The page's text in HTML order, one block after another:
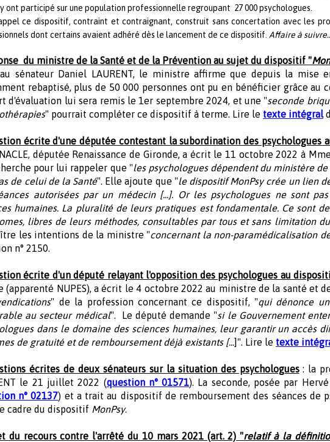
ont participé sur une population professionnelle regroupant 27 000 psychologues.
ce dispositif, contraint et contraignant, construit sans concertation avec les
dont certains avaient adhéré dès le lancement de ce dispositif. Affaire à
du ministre de la Santé et de la Prévention au sujet du dispositif "
sénateur Daniel LAURENT, le ministre affirme que depuis la
rebaptisé, plus de 50 000 personnes ont pu en bénéficier grâce au
d'évaluation lui sera remis le 1er septembre 2024, et une "seconde
" pourrait compléter ce dispositif à terme. Lire le texte intégral
écrite d'une députée contestant la subordination des psychologues
députée Renaissance de Gironde, a écrit le 11 octobre 2022 à
pour lui rappeler que "les psychologues dépendent du ministère
de celui de la Santé". Elle ajoute que "le dispositif MonPsy crée un lien
autorisées par un médecin [...]. Or les psychologues ne sont
humaines. La pluralité de leurs pratiques est fondamentale. Ce sont
libres de leurs méthodes, consultables par tous et sans limitation
les intentions de la ministre "concernant la non-paramédicalisation
n° 2150.
écrite d'un député relayant l'opposition des psychologues au
(apparenté NUPES), a écrit le 4 octobre 2022 au ministre de la santé et
" de la profession concernant ce dispositif, "qui dénonce
au secteur médical". Le député demande "si le Gouvernement
dans le domaine des sciences humaines, leur garantir un accès
de gratuité et de remboursement déjà existants [...]". Lire le texte
écrites de deux sénateurs sur la situation des psychologues: la
le 21 juillet 2022 (question n° 01571). La seconde, posée par
n° 02137) et a trait au dispositif de remboursement des séances de
cadre du dispositif MonPsy.
du recours contre l'arrêté du 10 mars 2021 (art. 2) "relatif à la